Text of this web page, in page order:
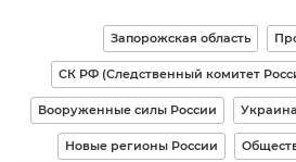
Запорожская область
СК РФ (Следственный комитет
Вооруженные силы России Украина
Новые регионы России